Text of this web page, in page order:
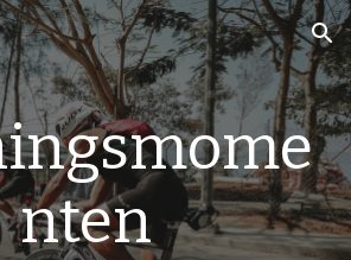
Skip to navigation
nten